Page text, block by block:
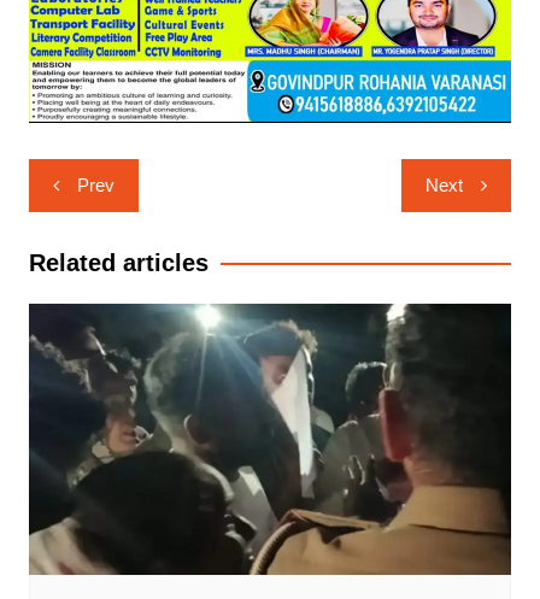
Post
navigation
Prev Next
Related articles